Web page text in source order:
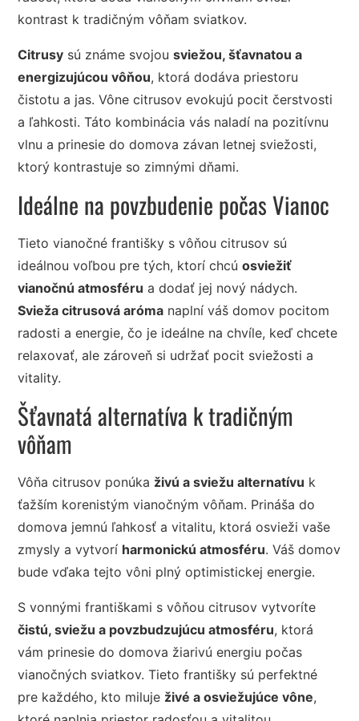
kontrast k tradičným vôňam sviatkov.
Citrusy sú známe svojousviežou, šťavnatou a
energizujúcou vôňou, ktorá dodáva priestoru
čistotu a jas. Vône citrusov evokujú pocit čerstvosti
a ľahkosti. Táto kombinácia vás naladí na pozitívnu
vlnu a prinesie do domova závan letnej sviežosti,
ktorý kontrastuje so zimnými dňami.
Ideálne na povzbudenie počas Vianoc
Tieto vianočné františky s vôňou citrusov sú
ideálnou voľbou pre tých, ktorí chcúosviežiť
vianočnú atmosféru a dodať jej nový nádych.
Svieža citrusová aróma naplní váš domov pocitom
radosti a energie, čo je ideálne na chvíle, keď chcete
relaxovať, ale zároveň si udržať pocit sviežosti a
vitality.
Šťavnatá alternatíva k tradičným
vôňam
Vôňa citrusov ponúka živú a sviežu alternatívu k
ťažším korenistým vianočným vôňam. Prináša do
domova jemnú ľahkosť a vitalitu, ktorá osvieži vaše
zmysly a vytvorí harmonickú atmosféru. Váš domov
bude vďaka tejto vôni plný optimistickej energie.
S vonnými františkami s vôňou citrusov vytvoríte
čistú, sviežu a povzbudzujúcu atmosféru, ktorá
vám prinesie do domova žiarivú energiu počas
vianočných sviatkov. Tieto františky sú perfektné
pre každého, kto miluje živé a osviežujúce vône,